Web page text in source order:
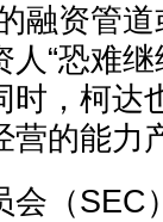
融资管
“恐难
，柯达
营的能力
（SEC